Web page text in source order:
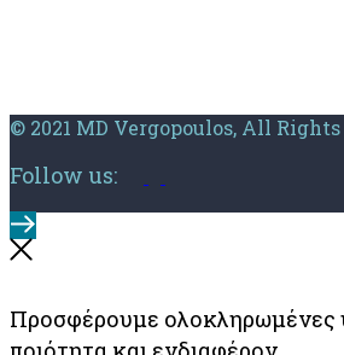
© 2021 MD Vergopoulos, All
Follow us:
Προσφέρουμε ολοκληρωμένες